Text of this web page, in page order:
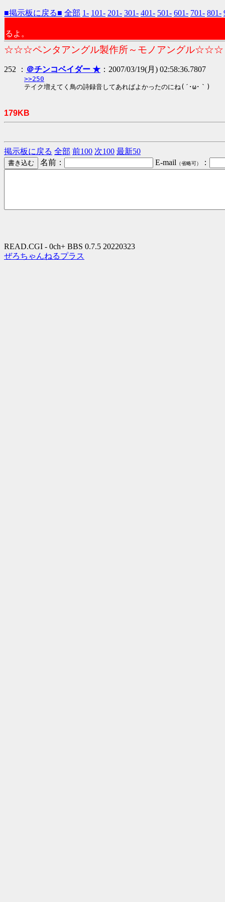
■掲示板に戻る■ 全部 1- 101- 201- 301- 401- 501- 601- 701- 801-
るよ。
☆☆☆ペンタアングル製作所～モノアングル☆☆☆
252 ： ＠チンコベイダー ★ ：2007/03/19(月) 02:58:36.7807
>>250
テイク増えてく鳥の詩録音してあればよかったのにね(´･ω･｀)
179KB
掲示板に戻る 全部 前100 次100 最新50
名前：
E-mail （省略可） ：
READ.CGI - 0ch+ BBS 0.7.5 20220323
ぜろちゃんねるプラス